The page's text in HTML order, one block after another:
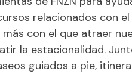
relacionados con
con el que atraer
la estacionalidad.
guiados a pie,